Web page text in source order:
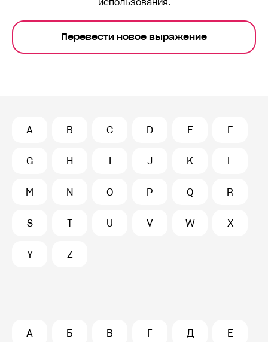
использования.
Перевести новое выражение
A B C D E F
G H I J K L
M N O P Q R
S T U V W X
Y Z
А Б В Г Д Е